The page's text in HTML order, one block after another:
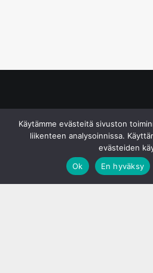
Käytämme evästeitä sivuston
liikenteen analysoinnissa.
evästeiden
Ok
En hyväksy